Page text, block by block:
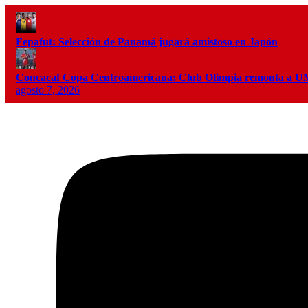
Fepafut: Selección de Panamá jugará amistoso en Japón
Concacaf Copa Centroamericana: Club Olimpia remonta a
agosto 7, 2026